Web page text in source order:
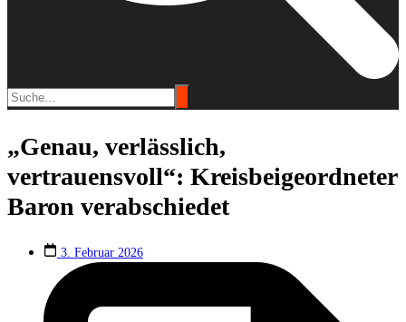
„Genau, verlässlich,
vertrauensvoll“: Kreisbeigeordneter
Baron verabschiedet
3. Februar 2026